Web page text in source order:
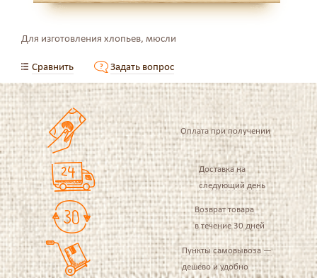
Для изготовления хлопьев, мюсли
Сравнить Задать вопрос
Оплата при получении
Доставка на
следующий день
Возврат товара
в течение 30 дней
Пункты самовывоза —
дешево и удобно